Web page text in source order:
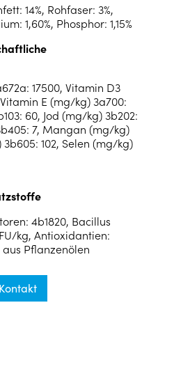
14%, Rohfaser: 3%,
1,60%, Phosphor: 1,15%
17500, Vitamin D3
E (mg/kg) 3a700:
60, Jod (mg/kg) 3b202:
7, Mangan (mg/kg)
102, Selen (mg/kg)
4b1820, Bacillus
kg, Antioxidantien:
Pflanzenölen
Kontakt